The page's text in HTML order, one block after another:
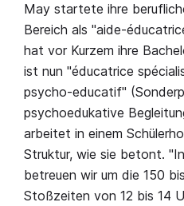
May startete ihre
Bereich als "aide-
hat vor Kurzem ihre
ist nun "éducatrice
psycho-educatif"
psychoedukative
arbeitet in einem
Struktur, wie sie betont.
betreuen wir um die 150
Stoßzeiten von 12 bis 14